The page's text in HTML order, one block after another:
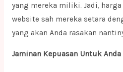
yang mereka miliki. Jadi,
website sah mereka setara
yang akan Anda rasakan
Jaminan Kepuasan Untuk Anda